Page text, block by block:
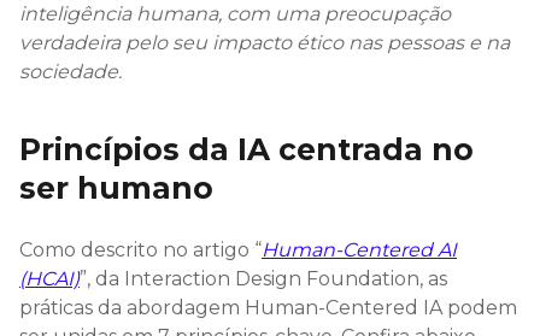
inteligência humana, com uma preocupação
verdadeira pelo seu impacto ético nas pessoas e na
sociedade.
Princípios da IA centrada no
ser humano
Como descrito no artigo “Human-Centered AI
(HCAI)”, da Interaction Design Foundation, as
práticas da abordagem Human-Centered IA podem